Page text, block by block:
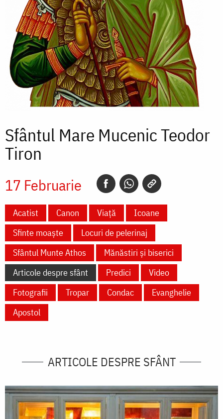
Sfântul Mare Mucenic Teodor
Tiron
17 Februarie
Acatist Canon Viață
Icoane
Sfinte moaște
Locuri de pelerinaj
Sfântul Munte Athos
Mănăstiri și biserici
Articole despre sfânt
Predici
Video
Fotografii
Tropar Condac
Evanghelie
Apostol
ARTICOLE DESPRE SFÂNT